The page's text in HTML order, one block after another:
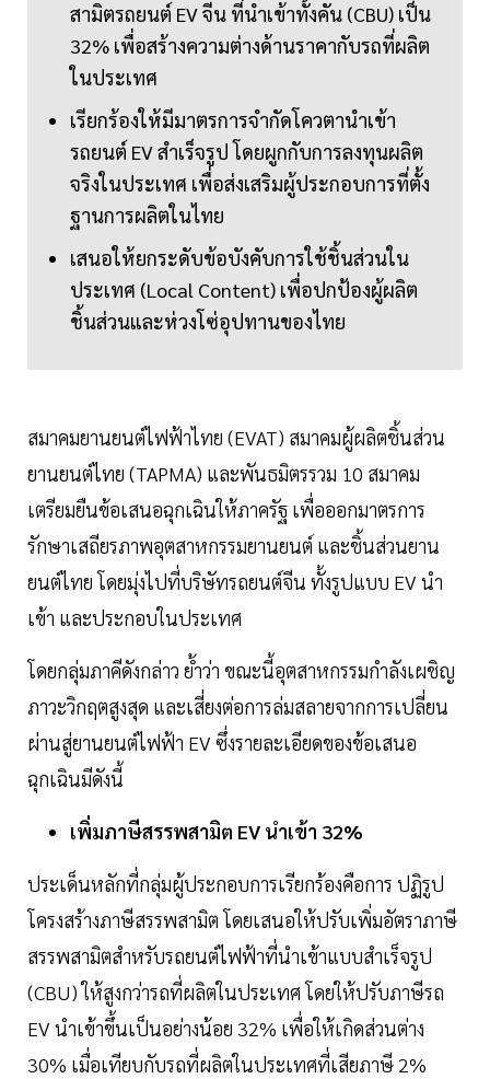
สามิตรถยนต์ EV จีน ที่นำเข้าทั้งคัน (CBU) เป็น
32% เพื่อสร้างความต่างด้านราคากับรถที่ผลิต
ในประเทศ
เรียกร้องให้มีมาตรการจำกัดโควตานำเข้า
รถยนต์ EV สำเร็จรูป โดยผูกกับการลงทุนผลิต
จริงในประเทศ เพื่อส่งเสริมผู้ประกอบการที่ตั้ง
ฐานการผลิตในไทย
เสนอให้ยกระดับข้อบังคับการใช้ชิ้นส่วนใน
ประเทศ (Local Content) เพื่อปกป้องผู้ผลิต
ชิ้นส่วนและห่วงโซ่อุปทานของไทย
สมาคมยานยนต์ไฟฟ้าไทย (EVAT) สมาคมผู้ผลิตชิ้นส่วน
ยานยนต์ไทย (TAPMA) และพันธมิตรรวม 10 สมาคม
เตรียมยืนข้อเสนอฉุกเฉินให้ภาครัฐ เพื่อออกมาตรการ
รักษาเสถียรภาพอุตสาหกรรมยานยนต์ และชิ้นส่วนยาน
ยนต์ไทย โดยมุ่งไปที่บริษัทรถยนต์จีน ทั้งรูปแบบ EV นำ
เข้า และประกอบในประเทศ
โดยกลุ่มภาคีดังกล่าว ย้ำว่า ขณะนี้อุตสาหกรรมกำลังเผชิญ
ภาวะวิกฤตสูงสุด และเสี่ยงต่อการล่มสลายจากการเปลี่ยน
ผ่านสู่ยานยนต์ไฟฟ้า EV ซึ่งรายละเอียดของข้อเสนอ
ฉุกเฉินมีดังนี้
เพิ่มภาษีสรรพสามิต EV นำเข้า 32%
ประเด็นหลักที่กลุ่มผู้ประกอบการเรียกร้องคือการ ปฏิรูป
โครงสร้างภาษีสรรพสามิต โดยเสนอให้ปรับเพิ่มอัตราภาษี
สรรพสามิตสำหรับรถยนต์ไฟฟ้าที่นำเข้าแบบสำเร็จรูป
(CBU) ให้สูงกว่ารถที่ผลิตในประเทศ โดยให้ปรับภาษีรถ
EV นำเข้าขึ้นเป็นอย่างน้อย 32% เพื่อให้เกิดส่วนต่าง
30% เมื่อเทียบกับรถที่ผลิตในประเทศที่เสียภาษี 2%